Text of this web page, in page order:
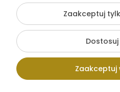
Pokaż pełną
Sklep
Zaakceptuj
Zaakceptuj